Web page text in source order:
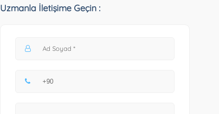
Uzmanla İletişime Geçin :